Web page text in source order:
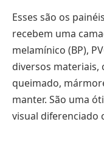
Esses são os
recebem uma
melamínico (BP),
diversos materiais,
queimado,
manter. São uma
visual diferenciado